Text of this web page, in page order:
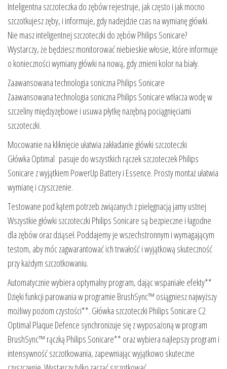
Inteligentna szczoteczka do zębów rejestruje, jak często i jak mocno
szczotkujesz zęby, i informuje, gdy nadejdzie czas na wymianę główki.
Nie masz inteligentnej szczoteczki do zębów Philips Sonicare?
Wystarczy, że będziesz monitorować niebieskie włosie, które informuje
o konieczności wymiany główki na nową, gdy zmieni kolor na biały.
Zaawansowana technologia soniczna Philips Sonicare
Zaawansowana technologia soniczna Philips Sonicare wtłacza wodę w
szczeliny międzyzębowe i usuwa płytkę nazębną pociągnięciami
szczoteczki.
Mocowanie na kliknięcie ułatwia zakładanie główki szczoteczki
Główka Optimal pasuje do wszystkich rączek szczoteczek Philips
Sonicare z wyjątkiem PowerUp Battery i Essence. Prosty montaż ułatwia
wymianę i czyszczenie.
Testowane pod kątem potrzeb związanych z pielęgnacją jamy ustnej
Wszystkie główki szczoteczki Philips Sonicare są bezpieczne i łagodne
dla zębów oraz dziąseł. Poddajemy je wszechstronnym i wymagającym
testom, aby móc zagwarantować ich trwałość i wyjątkową skuteczność
przy każdym szczotkowaniu.
Automatycznie wybiera optymalny program, dając wspaniałe efekty**
Dzięki funkcji parowania w programie BrushSync™ osiągniesz najwyższy
możliwy poziom czystości**. Główka szczoteczki Philips Sonicare C2
Optimal Plaque Defence synchronizuje się z wyposażoną w program
BrushSync™ rączką Philips Sonicare** oraz wybiera najlepszy program i
intensywność szczotkowania, zapewniając wyjątkowo skuteczne